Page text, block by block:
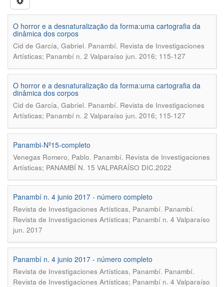
O horror e a desnaturalização da forma:uma cartografia da
dinâmica dos corpos
Cid de García, Gabriel. Panambí. Revista de Investigaciones
Artísticas; Panambí n. 2 Valparaíso jun. 2016; 115-127
O horror e a desnaturalização da forma:uma cartografia da
dinâmica dos corpos
Cid de García, Gabriel. Panambí. Revista de Investigaciones
Artísticas; Panambí n. 2 Valparaíso jun. 2016; 115-127
Panambi-Nº15-completo
Venegas Romero, Pablo. Panambí. Revista de Investigaciones
Artísticas; PANAMBÍ N. 15 VALPARAÍSO DIC.2022
Panambí n. 4 junio 2017 - número completo
Revista de Investigaciones Artísticas, Panambí. Panambí.
Revista de Investigaciones Artísticas; Panambí n. 4 Valparaíso
jun. 2017
Panambí n. 4 junio 2017 - número completo
Revista de Investigaciones Artísticas, Panambí. Panambí.
Revista de Investigaciones Artísticas; Panambí n. 4 Valparaíso